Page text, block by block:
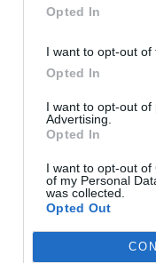
Opted In
I want to opt-out of
Opted In
I want to opt-out of
Advertising.
Opted In
I want to opt-out of
of my Personal
was collected.
Opted Out